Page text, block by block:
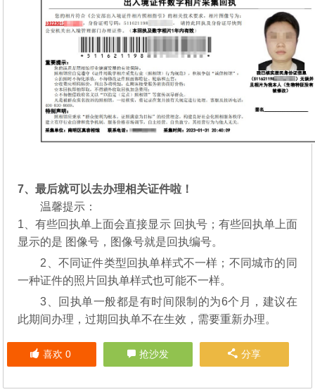
7、最后就可以去办理相关证件啦！
温馨提示：
1、有些回执单上面会直接显示 回执号；有些回执单上面
显示的是 图像号，图像号就是回执编号。
2、不同证件类型回执单样式不一样；不同城市的同
一种证件的照片回执单样式也可能不一样。
3、回执单一般都是有时间限制的为6个月，建议在
此期间办理，过期回执单不在生效，需要重新办理。
喜欢 0 抢沙发 分享